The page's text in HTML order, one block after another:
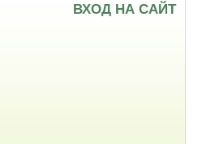
ВХОД НА САЙТ